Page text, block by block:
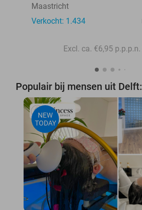
Maastricht
Verkocht: 1.434
Excl. ca. €6,95
Populair bij mensen uit Delft:
NEW
TODAY